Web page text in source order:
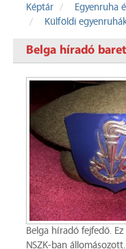
Képtár
Egyenruha
Külföldi
Belga híradó
Belga híradó fejfedő.
NSZK-ban állomásozott.